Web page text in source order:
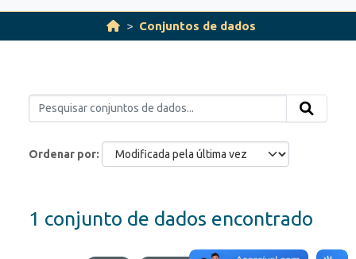
Conjuntos de dados
Ordenar por
1 conjunto de dados encontrado